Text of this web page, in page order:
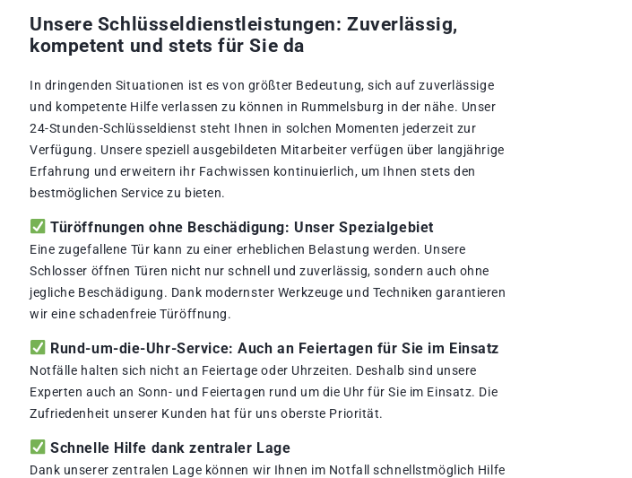
Unsere Schlüsseldienstleistungen: Zuverlässig,
kompetent und stets für Sie da
In dringenden Situationen ist es von größter Bedeutung, sich auf zuverlässige
und kompetente Hilfe verlassen zu können in Rummelsburg in der nähe. Unser
24-Stunden-Schlüsseldienst steht Ihnen in solchen Momenten jederzeit zur
Verfügung. Unsere speziell ausgebildeten Mitarbeiter verfügen über langjährige
Erfahrung und erweitern ihr Fachwissen kontinuierlich, um Ihnen stets den
bestmöglichen Service zu bieten.
Türöffnungen ohne Beschädigung: Unser Spezialgebiet
Eine zugefallene Tür kann zu einer erheblichen Belastung werden. Unsere
Schlosser öffnen Türen nicht nur schnell und zuverlässig, sondern auch ohne
jegliche Beschädigung. Dank modernster Werkzeuge und Techniken garantieren
wir eine schadenfreie Türöffnung.
Rund-um-die-Uhr-Service: Auch an Feiertagen für Sie im Einsatz
Notfälle halten sich nicht an Feiertage oder Uhrzeiten. Deshalb sind unsere
Experten auch an Sonn- und Feiertagen rund um die Uhr für Sie im Einsatz. Die
Zufriedenheit unserer Kunden hat für uns oberste Priorität.
Schnelle Hilfe dank zentraler Lage
Dank unserer zentralen Lage können wir Ihnen im Notfall schnellstmöglich Hilfe